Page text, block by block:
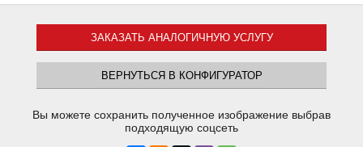
ЗАКАЗАТЬ АНАЛОГИЧНУЮ УСЛУГУ
ВЕРНУТЬСЯ В КОНФИГУРАТОР
Вы можете сохранить полученное изображение выбрав
подходящую соцсеть